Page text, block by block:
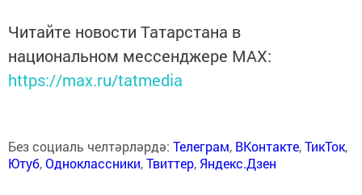
Читайте новости Татарстана в
национальном мессенджере MАХ:
https://max.ru/tatmedia
Без социаль челтәрләрдә: Телеграм, ВКонтакте,ТикТок,
Ютуб,Одноклассники,Твиттер, Яндекс.Дзен